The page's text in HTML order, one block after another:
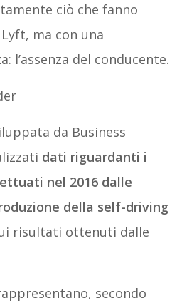
ciò che fanno
ma con una
l’assenza del conducente.
da Business
dati riguardanti i
nel 2016 dalle
della self-driving
risultati ottenuti dalle
secondo